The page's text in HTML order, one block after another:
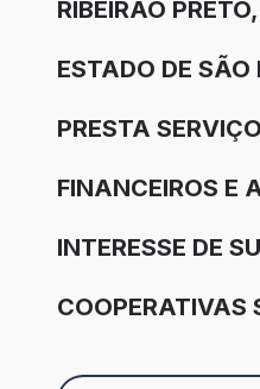
RIBEIRÃO
ESTADO DE SÃO
PRESTA
FINANCEIROS E
INTERESSE DE
COOPERATIVAS